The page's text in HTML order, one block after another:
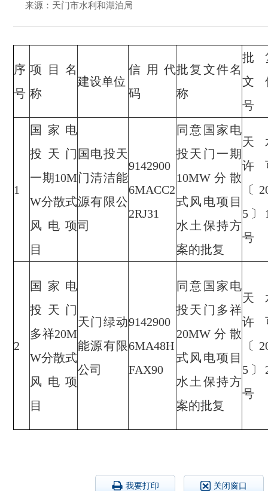
来源：天门市水利和湖泊局
序
号
项目名
称
建设单位
信用代
码
批复文件名
称
批
文
号
1
国家电
投天门
一期10M
W分散式
风电项
目
国电投天
门清洁能
源有限公
司
9142900
6MACC2
2RJ31
同意国家电
投天门一期
10MW分散
式风电项目
水土保持方
案的批复
天
许
〔
5〕
号
2
国家电
投天门
多祥20M
W分散式
风电项
目
天门绿动
能源有限
公司
9142900
6MA48H
FAX90
同意国家电
投天门多祥
20MW分散
式风电项目
水土保持方
案的批复
天
许
〔
5〕
号
我要打印 关闭窗口